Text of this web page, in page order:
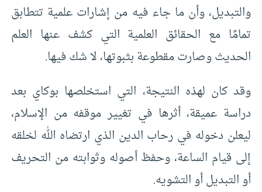
والتبديل، وأن ما جاء فيه من إشارات علمية تتطابق
تمامًا مع الحقائق العلمية التي كشف عنها العلم
الحديث وصارت مقطوعة بثبوتها، لا شك فيها.
وقد كان لهذه النتيجة، التي استخلصها بوكاي بعد
دراسة عميقة، أثرها في تغيير موقفه من الإسلام،
ليعلن دخوله في رحاب الدين الذي ارتضاه الله لخلقه
إلى قيام الساعة، وحفظ أصوله وثوابته من التحريف
أو التبديل أو التشويه.